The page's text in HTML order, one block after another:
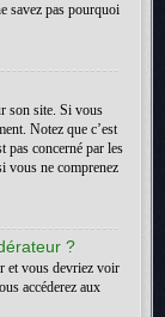
savez pas pourquoi
son site. Si vous
Notez que c’est
pas concerné par les
vous ne comprenez
?
et vous devriez voir
accéderez aux